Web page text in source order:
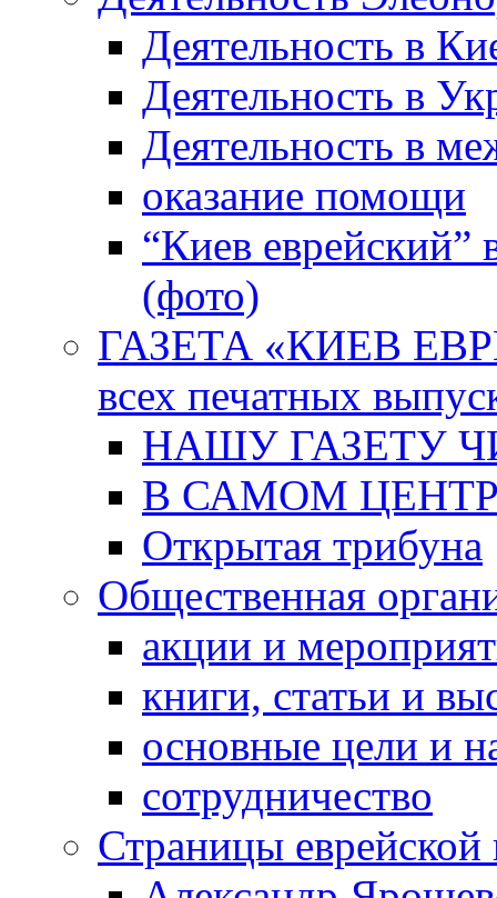
Деятельность в
Деятельность в
Деятельность в
оказание помощи
“Киев еврейский”
(фото)
ГАЗЕТА «КИЕВ
всех печатных
НАШУ ГАЗЕТУ
В САМОМ
Открытая трибуна
Общественная
акции и
книги, статьи и
основные цели и
сотрудничество
Страницы